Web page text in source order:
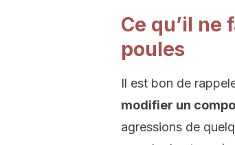
Ce qu’il ne
poules
Il est bon de
modifier un
agressions de